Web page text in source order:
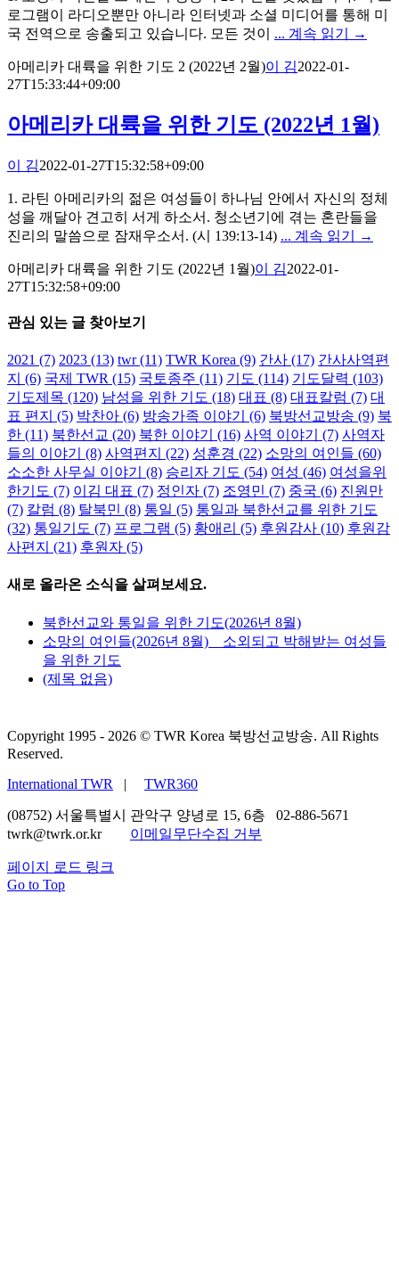
로그램이 라디오뿐만 아니라 인터넷과 소셜 미디어를 통해 미
국 전역으로 송출되고 있습니다. 모든 것이 ... 계속 읽기 →
아메리카 대륙을 위한 기도 2 (2022년 2월)이 김2022-01-
27T15:33:44+09:00
아메리카 대륙을 위한 기도 (2022년 1월)
이 김2022-01-27T15:32:58+09:00
1. 라틴 아메리카의 젊은 여성들이 하나님 안에서 자신의 정체
성을 깨달아 견고히 서게 하소서. 청소년기에 겪는 혼란들을
진리의 말씀으로 잠재우소서. (시 139:13-14) ... 계속 읽기 →
아메리카 대륙을 위한 기도 (2022년 1월)이 김2022-01-
27T15:32:58+09:00
관심 있는 글 찾아보기
2021 (7) 2023 (13) twr(11) TWR Korea (9) 간사 (17) 간사사역편
지 (6) 국제 TWR (15) 국토종주 (11) 기도 (114) 기도달력 (103)
기도제목 (120) 남성을 위한 기도 (18) 대표 (8) 대표칼럼 (7) 대
표 편지 (5) 박찬아 (6) 방송가족 이야기 (6) 북방선교방송 (9) 북
한 (11) 북한선교 (20) 북한 이야기 (16) 사역 이야기 (7) 사역자
들의 이야기
(8) 사역편지 (22) 성훈경 (22) 소망의 여인들 (60)
소소한 사무실 이야기
(8) 승리자 기도 (54) 여성 (46) 여성을위
한기도 (7) 이김 대표 (7) 정인자 (7) 조영민 (7) 중국 (6) 진원만
(7) 칼럼 (8) 탈북민 (8) 통일 (5) 통일과 북한선교를 위한 기도
(32) 통일기도 (7) 프로그램 (5) 황애리 (5) 후원감사 (10) 후원감
사편지 (21) 후원자 (5)
새로 올라온 소식을 살펴보세요.
북한선교와 통일을 위한 기도(2026년 8월)
소망의 여인들(2026년 8월) _ 소외되고 박해받는 여성들
을 위한 기도
(제목 없음)
Copyright 1995 - 2026 © TWR Korea 북방선교방송. All Rights
Reserved.
International TWR
| TWR360
(08752) 서울특별시 관악구 양녕로 15, 6층 02-886-5671
twrk@twrk.or.kr 이메일무단수집 거부
페이지 로드 링크
Go to Top